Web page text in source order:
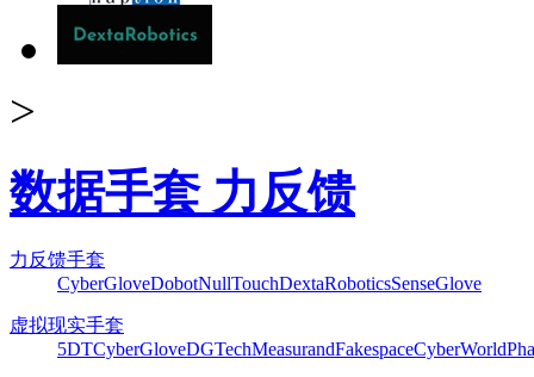
>
数据手套 力反馈
力反馈手套
CyberGloveDobotNullTouchDextaRoboticsSenseGlove
虚拟现实手套
5DTCyberGloveDGTechMeasurandFakespaceCyberWorld